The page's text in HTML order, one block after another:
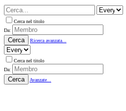
Cerca nel titolo
Da:
Cerca Ricerca avanzata...
Cerca nel titolo
Da:
Cerca Avanzate...